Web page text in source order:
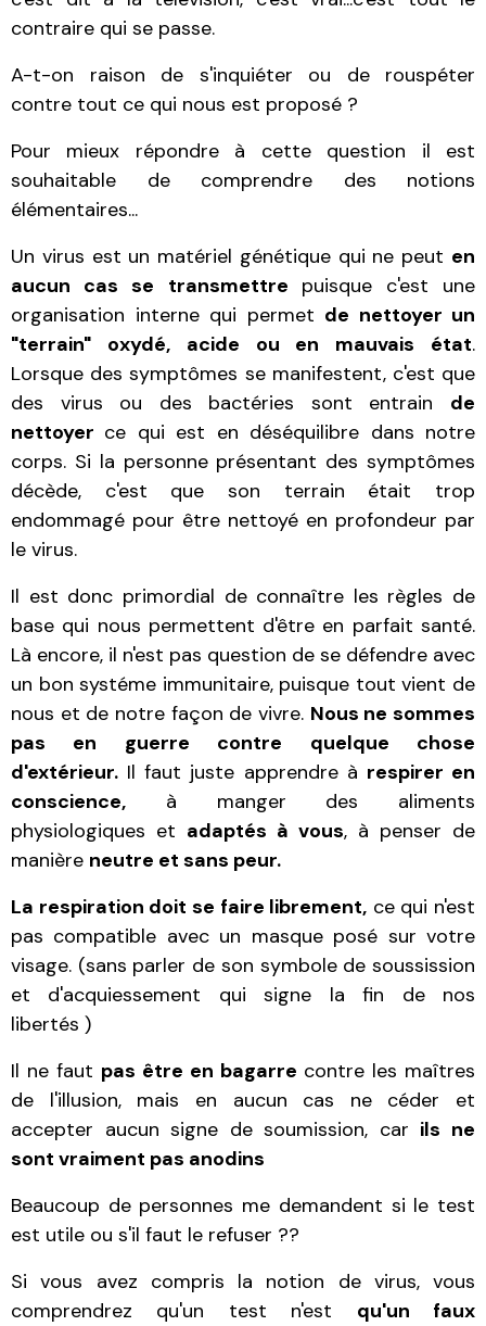
contraire qui se passe.
A-t-on raison de s'inquiéter ou de rouspéter
contre tout ce qui nous est proposé ?
Pour mieux répondre à cette question il est
souhaitable de comprendre des notions
élémentaires...
Un virus est un matériel génétique qui ne peut en
aucun cas se transmettre puisque c'est une
organisation interne qui permet de nettoyer un
"terrain" oxydé, acide ou en mauvais état.
Lorsque des symptômes se manifestent, c'est que
des virus ou des bactéries sont entrain de
nettoyer ce qui est en déséquilibre dans notre
corps. Si la personne présentant des symptômes
décède, c'est que son terrain était trop
endommagé pour être nettoyé en profondeur par
le virus.
Il est donc primordial de connaître les règles de
base qui nous permettent d'être en parfait santé.
Là encore, il n'est pas question de se défendre avec
un bon systéme immunitaire, puisque tout vient de
nous et de notre façon de vivre. Nous ne sommes
pas en guerre contre quelque chose
d'extérieur. Il faut juste apprendre à respirer en
conscience, à manger des aliments
physiologiques et adaptés à vous, à penser de
manière neutre et sans peur.
La respiration doit se faire librement, ce qui n'est
pas compatible avec un masque posé sur votre
visage. (sans parler de son symbole de soussission
et d'acquiessement qui signe la fin de nos
libertés )
Il ne faut pas être en bagarre contre les maîtres
de l'illusion, mais en aucun cas ne céder et
accepter aucun signe de soumission, car ils ne
sont vraiment pas anodins
Beaucoup de personnes me demandent si le test
est utile ou s'il faut le refuser ??
Si vous avez compris la notion de virus, vous
comprendrez qu'un test n'est qu'un faux